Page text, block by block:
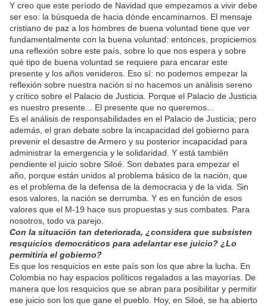
Y creo que este período de Navidad que empezamos a vivir debe
ser eso: la búsqueda de hacia dónde encaminarnos. El mensaje
cristiano de paz a los hombres de buena voluntad tiene que ver
fundamentalmente con la buena voluntad: entonces, propiciemos
una reflexión sobre este país, sobre lo que nos espera y sobre
qué tipo de buena voluntad se requiere para encarar este
presente y los años venideros. Eso sí: no podemos empezar la
reflexión sobre nuestra nación si no hacemos un análisis sereno
y crítico sobre el Palacio de Justicia. Porque el Palacio de Justicia
es nuestro presente... El presente que no queremos...
Es el análisis de responsabilidades en el Palacio de Justicia; pero
además, el gran debate sobre la incapacidad del gobierno para
prevenir el desastre de Armero y su posterior incapacidad para
administrar la emergencia y le solidaridad. Y está también
pendiente el juicio sobre Siloé. Son debates para empezar el
año, porque están unidos al problema básico de la nación, que
es el problema de la defensa de la democracia y de la vida. Sin
esos valores, la nación se derrumba. Y es en función de esos
valores que el M-19 hace sus propuestas y sus combates. Para
nosotros, todo va parejo.
Con la situación tan deteriorada, ¿considera que subsisten
resquicios democráticos para adelantar ese juicio? ¿Lo
permitiría el gobierno?
Es que los resquicios en este país son los que abre la lucha. En
Colombia no hay espacios políticos regalados a las mayorías. De
manera que los resquicios que se abran para posibilitar y permitir
ese juicio son los que gane el pueblo. Hoy, en Siloé, se ha abierto